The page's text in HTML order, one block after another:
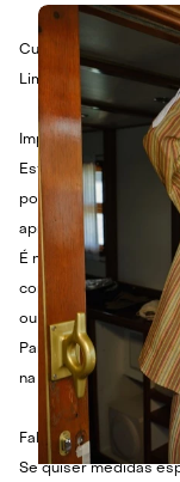
Cuidados:
Limpar com pano
Importante:
Este produto é feito
possibilidade de
apresentarem defeito.
É necessário que o
constatando qualquer
ou whatsapp para
Para calcular o
na largura total e
Fale com a gente:
Se quiser medidas